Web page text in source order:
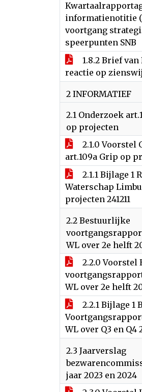
informatienotitie
voortgang
speerpunten SNB
1.8.2 Brief van
reactie op
2 INFORMATIEF
2.1 Onderzoek
op projecten
2.1.0 Voorstel
art.109a Grip op
2.1.1 Bijlage 1
Waterschap
projecten 241211
2.2 Bestuurlijke
WL over 2e helft
2.2.0
WL over 2e helft
2.2.1 Bijlage 1
WL over Q3 en Q4
2.3 Jaarverslag
jaar 2023 en 2024